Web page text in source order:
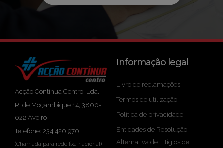
Acção Contínua Centro, Lda.
R. de Moçambique 14, 3800-
022 Aveiro
Telefone: 234 420 970
(Chamada para rede fixa nacional)
Informação legal
Livro de reclamações
Termos de utilização
Política de privacidade
Entidades de Resolução
Alternativa de Litígios de